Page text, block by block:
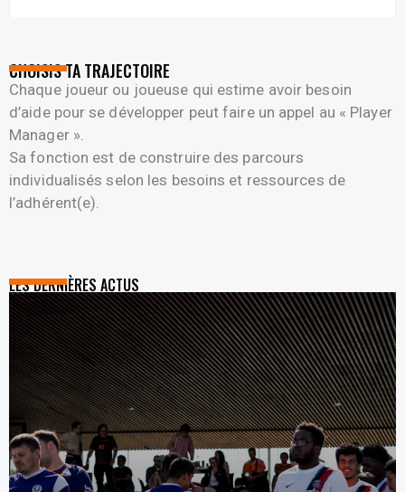
CHOISIS TA TRAJECTOIRE
Chaque joueur ou joueuse qui estime avoir besoin
d’aide pour se développer peut faire un appel au « Player
Manager ».
Sa fonction est de construire des parcours
individualisés selon les besoins et ressources de
l’adhérent(e).
LES DERNIÈRES ACTUS